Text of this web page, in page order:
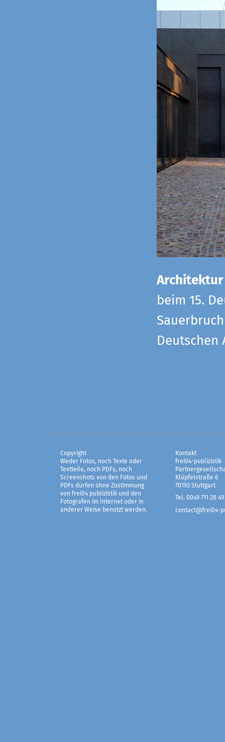
beim 15.
Copyright
Weder Fotos, noch Texte oder
Textteile, noch PDFs, noch
Screenshots von den Fotos und
PDFs dürfen ohne Zustimmung
von frei04 publizistik und den
Fotografen im Internet oder in
anderer Weise benutzt werden.
Kontakt
frei04-publizistik
Klüpfelstraße 6
70193 Stuttgart
Tel. 0049 711 28 49
contact@frei04-